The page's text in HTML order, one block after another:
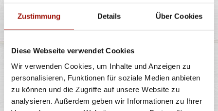
Zustimmung Details Über Cookies
Diese Webseite verwendet Cookies
Wir verwenden Cookies, um Inhalte und Anzeigen zu
personalisieren, Funktionen für soziale Medien anbieten
zu können und die Zugriffe auf unsere Website zu
analysieren. Außerdem geben wir Informationen zu Ihrer
Gebackener Pizzateig